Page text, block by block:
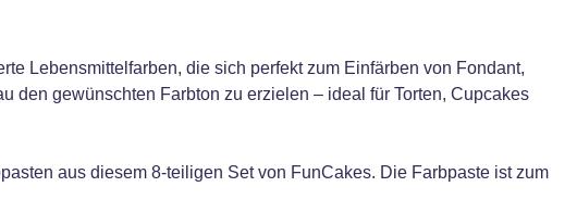
Lebensmittelfarben, die sich perfekt zum Einfärben von Fondant,
den gewünschten Farbton zu erzielen – ideal für Torten, Cupcakes
aus diesem 8-teiligen Set von FunCakes. Die Farbpaste ist zum